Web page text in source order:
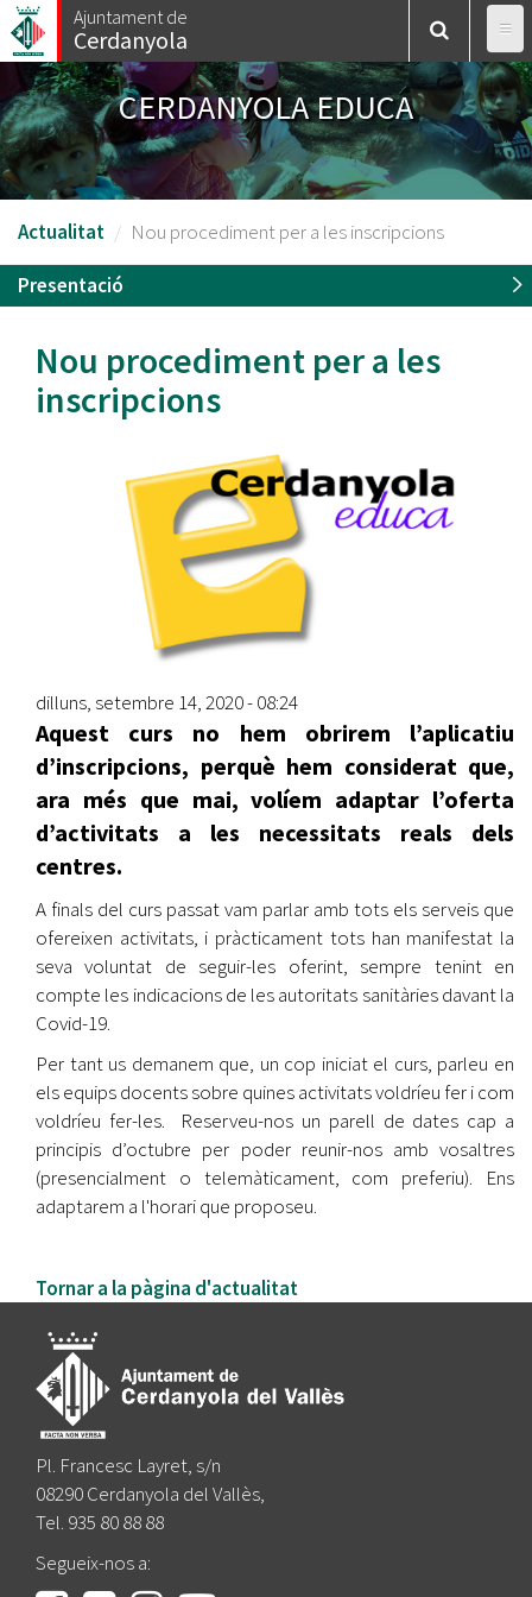
Vés
al
contingut
Ajuntament de
Cerdanyola
CERDANYOLA EDUCA
Actualitat Nou procediment per a les inscripcions
Presentació
Nou procediment per a les
inscripcions
dilluns, setembre 14, 2020 - 08:24
Aquest curs no hem obrirem l’aplicatiu
d’inscripcions, perquè hem considerat que,
ara més que mai, volíem adaptar l’oferta
d’activitats a les necessitats reals dels
centres.
A finals del curs passat vam parlar amb tots els serveis que
ofereixen activitats, i pràcticament tots han manifestat la
seva voluntat de seguir-les oferint, sempre tenint en
compte les indicacions de les autoritats sanitàries davant la
Covid-19.
Per tant us demanem que, un cop iniciat el curs, parleu en
els equips docents sobre quines activitats voldríeu fer i com
voldríeu fer-les. Reserveu-nos un parell de dates cap a
principis d’octubre per poder reunir-nos amb vosaltres
(presencialment o telemàticament, com preferiu). Ens
adaptarem a l'horari que proposeu.
Tornar a la pàgina d'actualitat
Pl. Francesc Layret, s/n
08290 Cerdanyola del Vallès,
Tel. 935 80 88 88
Segueix-nos a: